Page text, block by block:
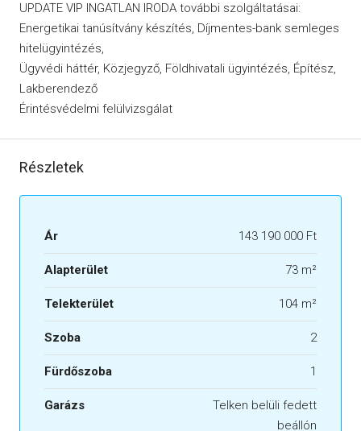
UPDATE VIP INGATLAN IRODA további szolgáltatásai:
Energetikai tanúsítvány készítés, Díjmentes-bank semleges
hitelügyintézés,
Ügyvédi háttér, Közjegyző, Földhivatali ügyintézés, Építész,
Lakberendező
Érintésvédelmi felülvizsgálat
Részletek
Ár 143 190 000 Ft
Alapterület 73 m²
Telekterület 104 m²
Szoba 2
Fürdőszoba 1
Garázs
Telken belüli fedett
beállón